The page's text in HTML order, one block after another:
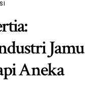
Jamu
Aneka